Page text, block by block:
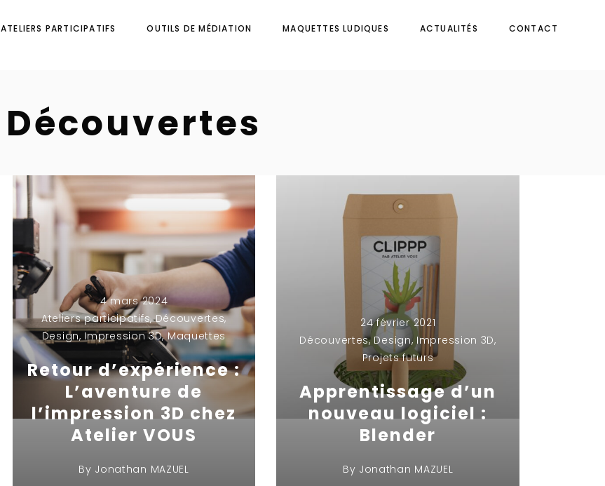
ATELIERS PARTICIPATIFS OUTILS DE MÉDIATION MAQUETTES LUDIQUES ACTUALITÉS CONTACT
Découvertes
4 mars 2024
Ateliers participatifs,Découvertes,
Design, Impression 3D,Maquettes
Retour d’expérience :
L’aventure de
l’impression 3D chez
Atelier VOUS
By Jonathan MAZUEL
24 février 2021
Découvertes, Design, Impression 3D,
Projets futurs
Apprentissage d’un
nouveau logiciel :
Blender
By Jonathan MAZUEL